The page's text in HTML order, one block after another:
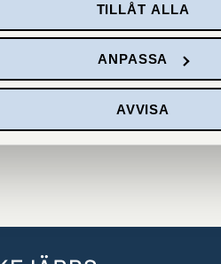
TILLÅT ALLA
ANPASSA
AVVISA